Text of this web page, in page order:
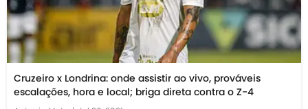
Cruzeiro x Londrina: onde assistir ao vivo, prováveis
escalações, hora e local; briga direta contra o Z-4